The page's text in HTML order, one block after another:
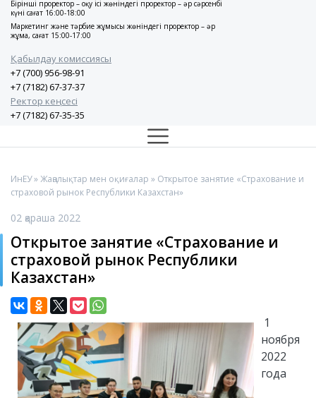
Бірінші проректор – оқу ісі жөніндегі проректор – әр сәрсенбі
күні сағат 16:00-18:00
Маркетинг және тәрбие жұмысы жөніндегі проректор – әр
жұма, сағат 15:00-17:00
Қабылдау комиссиясы
+7 (700) 956-98-91
+7 (7182) 67-37-37
Ректор кеңсесі
+7 (7182) 67-35-35
ИнЕУ»Жаңалықтар мен оқиғалар » Открытое занятие «Страхование и
страховой рынок Республики Казахстан»
02 қараша 2022
Открытое занятие «Страхование и
страховой рынок Республики
Казахстан»
1
ноября
2022
года